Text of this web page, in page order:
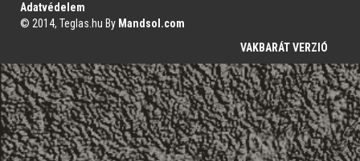
Adatvédelem
© 2014, Teglas.hu By Mandsol.com
VAKBARÁT VERZIÓ